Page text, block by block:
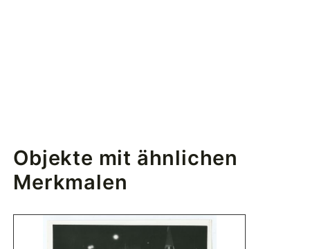
Objekte mit ähnlichen
Merkmalen